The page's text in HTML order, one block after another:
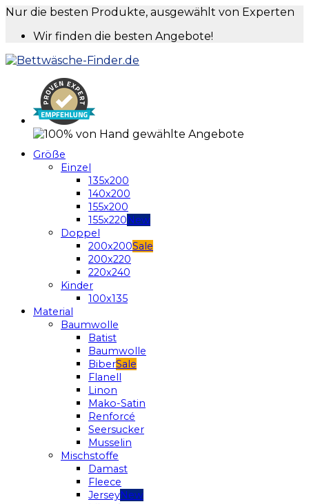
Nur die besten Produkte, ausgewählt von Experten
Wir finden die besten Angebote!
Größe
Einzel
135x200
140x200
155x200
155x220
Doppel
200x200
200x220
220x240
Kinder
100x135
Material
Baumwolle
Batist
Baumwolle
Biber
Flanell
Linon
Mako-Satin
Renforcé
Seersucker
Musselin
Mischstoffe
Damast
Fleece
Jersey